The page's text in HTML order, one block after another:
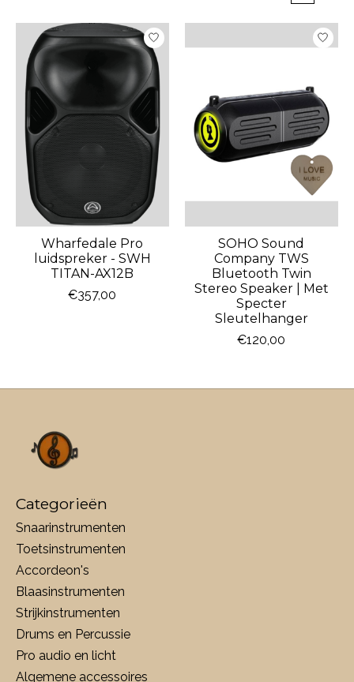
Wharfedale Pro
luidspreker - SWH
TITAN-AX12B
€357,00
SOHO Sound
Company TWS
Bluetooth Twin
Stereo Speaker | Met
Specter
Sleutelhanger
€120,00
Categorieën
Snaarinstrumenten
Toetsinstrumenten
Accordeon's
Blaasinstrumenten
Strijkinstrumenten
Drums en Percussie
Pro audio en licht
Algemene accessoires